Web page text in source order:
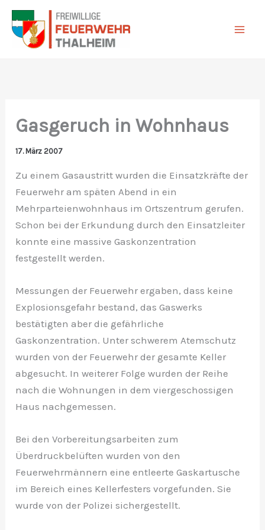
Zum
Inhalt
springen
Gasgeruch in Wohnhaus
17. März 2007
Zu einem Gasaustritt wurden die Einsatzkräfte der
Feuerwehr am späten Abend in ein
Mehrparteienwohnhaus im Ortszentrum gerufen.
Schon bei der Erkundung durch den Einsatzleiter
konnte eine massive Gaskonzentration
festgestellt werden.
Messungen der Feuerwehr ergaben, dass keine
Explosionsgefahr bestand, das Gaswerks
bestätigten aber die gefährliche
Gaskonzentration. Unter schwerem Atemschutz
wurden von der Feuerwehr der gesamte Keller
abgesucht. In weiterer Folge wurden der Reihe
nach die Wohnungen in dem viergeschossigen
Haus nachgemessen.
Bei den Vorbereitungsarbeiten zum
Überdruckbelüften wurden von den
Feuerwehrmännern eine entleerte Gaskartusche
im Bereich eines Kellerfesters vorgefunden. Sie
wurde von der Polizei sichergestellt.